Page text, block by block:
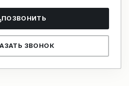
ПОЗВОНИТЬ
ЗВОНОК